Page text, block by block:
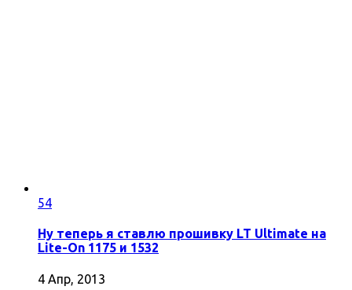
54
Ну теперь я ставлю прошивку LT Ultimate на
Lite-On 1175 и 1532
4 Апр, 2013